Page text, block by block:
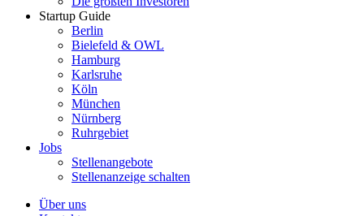
Startup Guide
Berlin
Bielefeld & OWL
Hamburg
Karlsruhe
Köln
München
Nürnberg
Ruhrgebiet
Jobs
Stellenangebote
Stellenanzeige schalten
Über uns